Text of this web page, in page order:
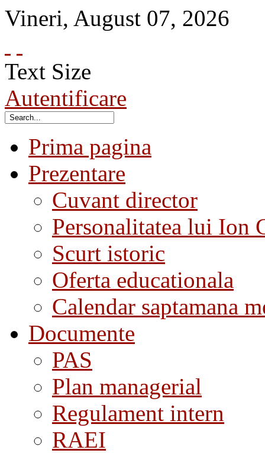
Vineri, August 07, 2026
Text Size
Autentificare
Prima pagina
Prezentare
Cuvant director
Personalitatea lui Ion
Scurt istoric
Oferta educationala
Calendar saptamana
Documente
PAS
Plan managerial
Regulament intern
RAEI